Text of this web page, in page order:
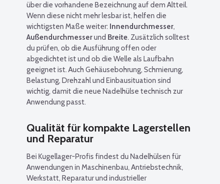
über die vorhandene Bezeichnung auf dem Altteil.
Wenn diese nicht mehr lesbar ist, helfen die
wichtigsten Maße weiter: Innendurchmesser,
Außendurchmesserund Breite. Zusätzlich solltest
du prüfen, ob die Ausführung offen oder
abgedichtet ist und ob die Welle als Laufbahn
geeignet ist. Auch Gehäusebohrung, Schmierung,
Belastung, Drehzahl und Einbausituation sind
wichtig, damit die neue Nadelhülse technisch zur
Anwendung passt.
Qualität für kompakte Lagerstellen
und Reparatur
Bei Kugellager-Profis findest du Nadelhülsen für
Anwendungen in Maschinenbau, Antriebstechnik,
Werkstatt, Reparatur und industrieller